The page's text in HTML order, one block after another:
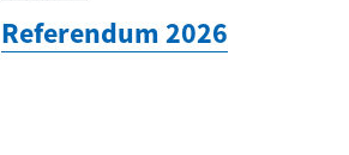
Referendum 2026